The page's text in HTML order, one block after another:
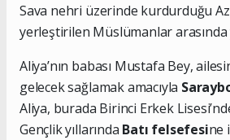
Sava nehri üzerinde kurdurduğu
yerleştirilen Müslümanlar arasında
Aliya’nın babası Mustafa Bey,
gelecek sağlamak amacıyla
Aliya, burada Birinci Erkek
Gençlik yıllarında Batı felsefesine